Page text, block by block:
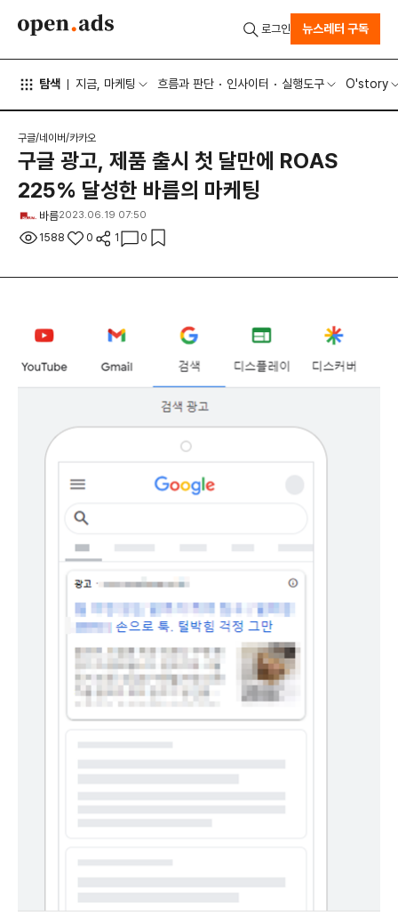
탐색 지금, 마케팅 흐름과 판단 인사이터 실행도구 O'story
로그인 뉴스레터 구독
구글/네이버/카카오
구글 광고, 제품 출시 첫 달만에 ROAS
225% 달성한 바름의 마케팅
바름2023.06.19 07:50
1588 0 1 0